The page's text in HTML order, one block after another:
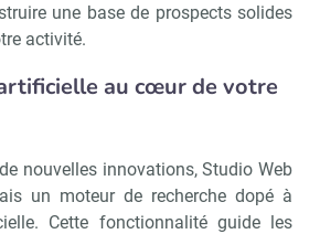
une base de prospects solides
activité.
au cœur de votre
nouvelles innovations, Studio Web
un moteur de recherche dopé à
Cette fonctionnalité guide les